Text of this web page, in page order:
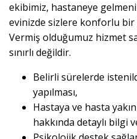
ekibimiz, hastaneye
evinizde sizlere konforlu bir
Vermiş olduğumuz hizmet
sınırlı değildir.
Belirli sürelerde
yapılması,
Hastaya ve hasta
hakkında detaylı bilgi